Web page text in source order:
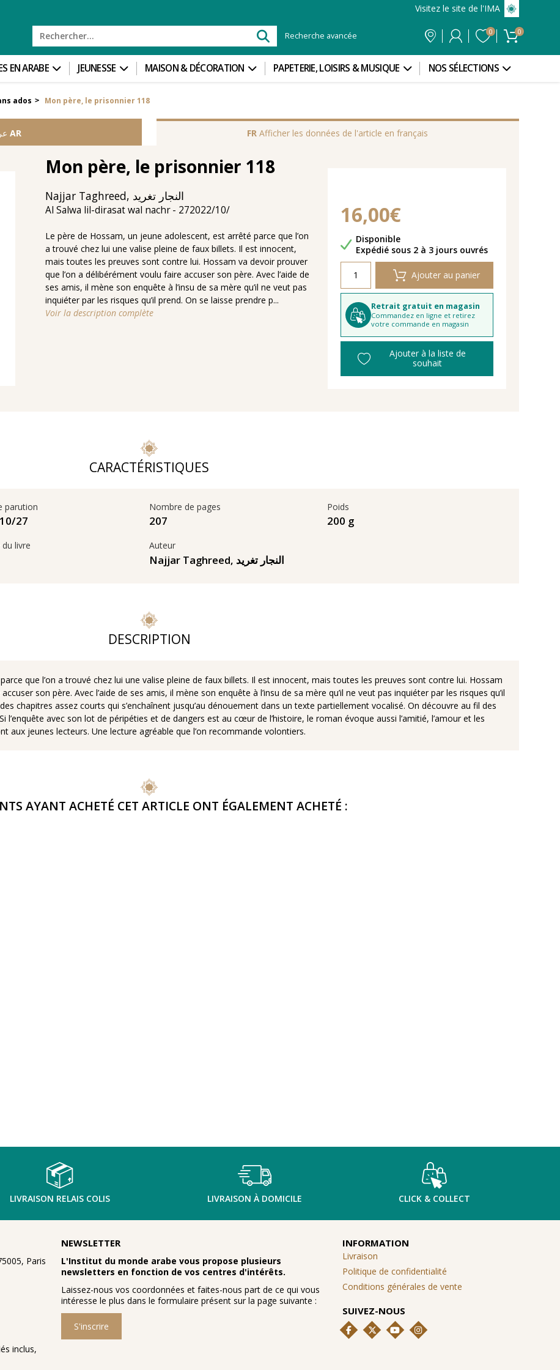
Visitez le site de l'IMA
Recherche avancée 0 0
EN ARABE JEUNESSE MAISON & DÉCORATION PAPETERIE, LOISIRS & MUSIQUE NOS SÉLECTIONS
ados > Mon père, le prisonnier 118
AR FR Afficher les données de l'article en français
Mon père, le prisonnier 118
Najjar Taghreed, النجار تغريد
Al Salwa lil-dirasat wal nachr 27‏/10‏/2022
Le père de Hossam, un jeune adolescent, est arrêté parce que l’on
a trouvé chez lui une valise pleine de faux billets. Il est innocent,
mais toutes les preuves sont contre lui. Hossam va devoir prouver
que l’on a délibérément voulu faire accuser son père. Avec l’aide de
ses amis, il mène son enquête à l’insu de sa mère qu’il ne veut pas
inquiéter par les risques qu’il prend. On se laisse prendre p...
Voir la description complète
16,00€
Disponibilité
Disponible
Délais de livraison
Expédié sous 2 à 3 jours ouvrés
Ajouter au panier
Retrait gratuit en magasin
Commandez en ligne et retirez
votre commande en magasin
Ajouter à la liste de
souhait
CARACTÉRISTIQUES
parution
27‏/10‏/2022
Poids
200 g
Nombre de pages
207
livre Auteur
Najjar Taghreed, النجار تغريد
DESCRIPTION
que l’on a trouvé chez lui une valise pleine de faux billets. Il est innocent, mais toutes les preuves sont contre lui. Hossam
son père. Avec l’aide de ses amis, il mène son enquête à l’insu de sa mère qu’il ne veut pas inquiéter par les risques qu’il
chapitres assez courts qui s’enchaînent jusqu’au dénouement dans un texte partiellement vocalisé. On découvre au fil des
l’enquête avec son lot de péripéties et de dangers est au cœur de l’histoire, le roman évoque aussi l’amitié, l’amour et les
aux jeunes lecteurs. Une lecture agréable que l’on recommande volontiers.
AYANT ACHETÉ CET ARTICLE ONT ÉGALEMENT ACHETÉ :
LIVRAISON RELAIS COLIS LIVRAISON À DOMICILE CLICK & COLLECT
Paris
inclus,
NEWSLETTER
L'Institut du monde arabe vous propose plusieurs
newsletters en fonction de vos centres d'intérêts.
Laissez-nous vos coordonnées et faites-nous part de ce qui vous
intéresse le plus dans le formulaire présent sur la page suivante :
S'inscrire
INFORMATION
Livraison
Politique de confidentialité
Conditions générales de vente
SUIVEZ-NOUS